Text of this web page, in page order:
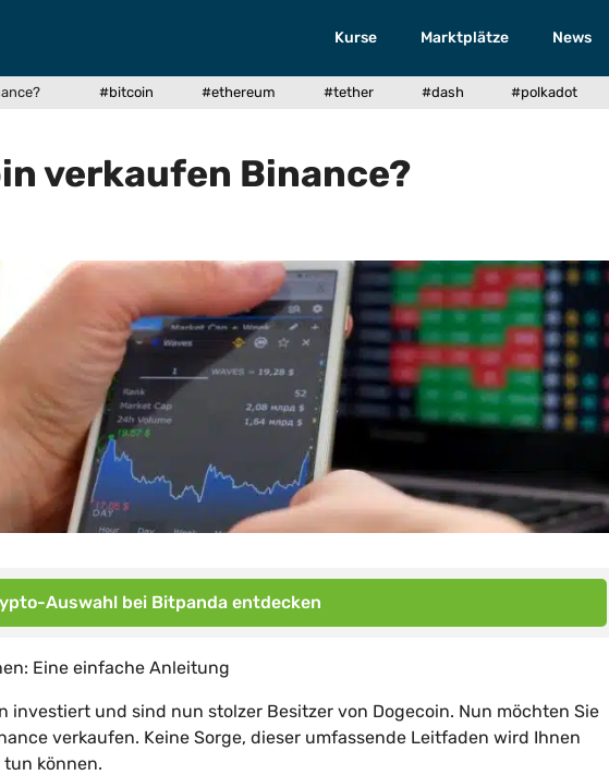
Kurse Marktplätze News
#bitcoin #ethereum #tether #dash #polkadot
verkaufen Binance?
Auswahl bei Bitpanda entdecken
Eine einfache Anleitung
und sind nun stolzer Besitzer von Dogecoin. Nun möchten Sie
verkaufen. Keine Sorge, dieser umfassende Leitfaden wird Ihnen
können.